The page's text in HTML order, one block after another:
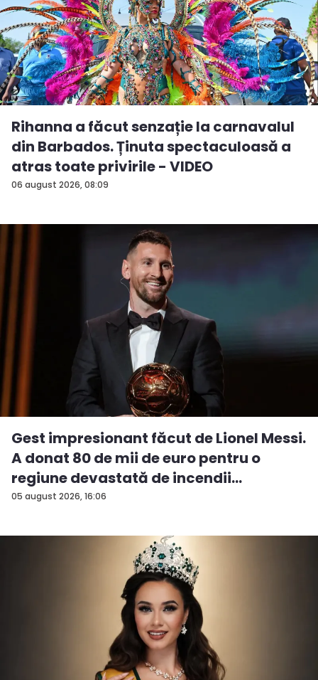
06 august 2026, 08:09
Rihanna a făcut senzație la carnavalul
din Barbados. Ținuta spectaculoasă a
atras toate privirile - VIDEO
05 august 2026, 16:06
Gest impresionant făcut de Lionel Messi.
A donat 80 de mii de euro pentru o
regiune devastată de incendii